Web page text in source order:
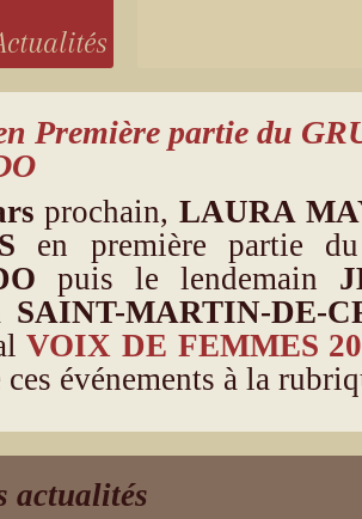
Première partie du
prochain,LAURA
en première partie
puis le lendemain
SAINT-MARTIN-DE-
VOIX DE FEMMES
ces événements à la
actualités